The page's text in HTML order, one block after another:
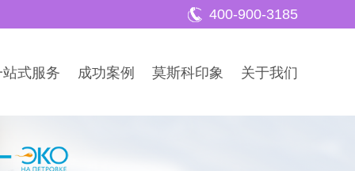
400-900-3185
站式服务 成功案例 莫斯科印象 关于我们